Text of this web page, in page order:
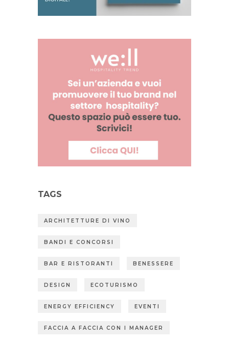
TAGS
ARCHITETTURE DI VINO
BANDI E CONCORSI
BAR E RISTORANTI BENESSERE
DESIGN ECOTURISMO
ENERGY EFFICIENCY EVENTI
FACCIA A FACCIA CON I MANAGER